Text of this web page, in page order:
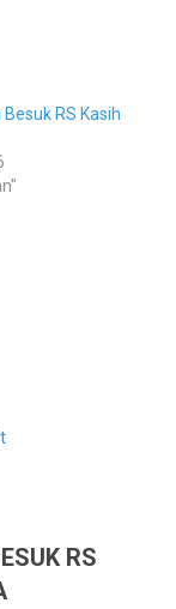
RS Kasih
RS